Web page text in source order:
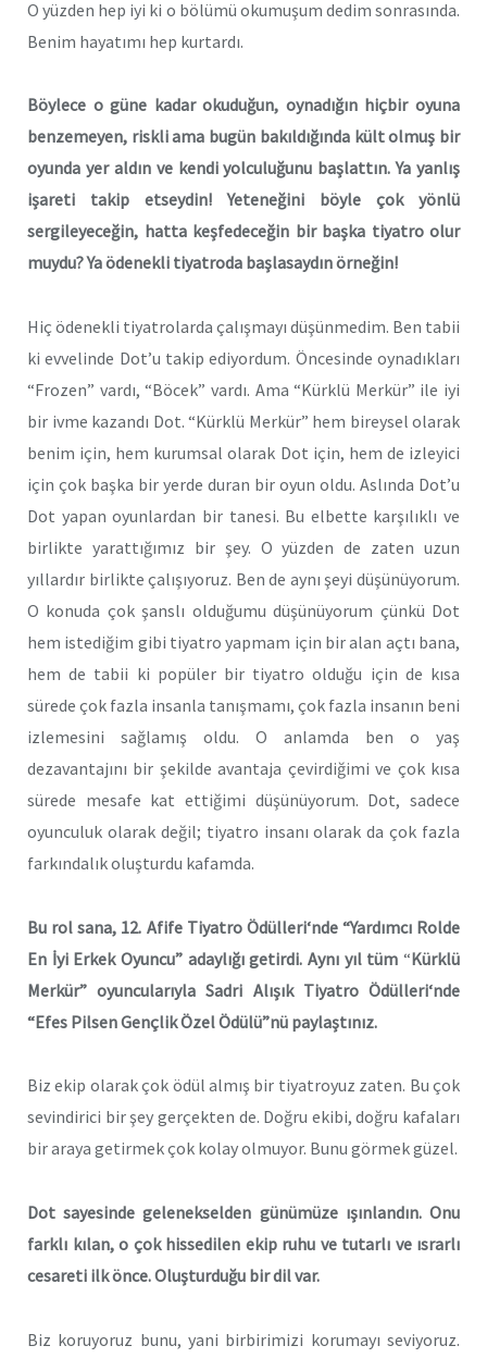
O yüzden hep iyi ki o bölümü okumuşum dedim sonrasında.
Benim hayatımı hep kurtardı.
Böylece o güne kadar okuduğun, oynadığın hiçbir oyuna
benzemeyen, riskli ama bugün bakıldığında kült olmuş bir
oyunda yer aldın ve kendi yolculuğunu başlattın. Ya yanlış
işareti takip etseydin! Yeteneğini böyle çok yönlü
sergileyeceğin, hatta keşfedeceğin bir başka tiyatro olur
muydu? Ya ödenekli tiyatroda başlasaydın örneğin!
Hiç ödenekli tiyatrolarda çalışmayı düşünmedim. Ben tabii
ki evvelinde Dot’u takip ediyordum. Öncesinde oynadıkları
“Frozen” vardı, “Böcek” vardı. Ama “Kürklü Merkür” ile iyi
bir ivme kazandı Dot. “Kürklü Merkür” hem bireysel olarak
benim için, hem kurumsal olarak Dot için, hem de izleyici
için çok başka bir yerde duran bir oyun oldu. Aslında Dot’u
Dot yapan oyunlardan bir tanesi. Bu elbette karşılıklı ve
birlikte yarattığımız bir şey. O yüzden de zaten uzun
yıllardır birlikte çalışıyoruz. Ben de aynı şeyi düşünüyorum.
O konuda çok şanslı olduğumu düşünüyorum çünkü Dot
hem istediğim gibi tiyatro yapmam için bir alan açtı bana,
hem de tabii ki popüler bir tiyatro olduğu için de kısa
sürede çok fazla insanla tanışmamı, çok fazla insanın beni
izlemesini sağlamış oldu. O anlamda ben o yaş
dezavantajını bir şekilde avantaja çevirdiğimi ve çok kısa
sürede mesafe kat ettiğimi düşünüyorum. Dot, sadece
oyunculuk olarak değil; tiyatro insanı olarak da çok fazla
farkındalık oluşturdu kafamda.
Bu rol sana, 12. Afife Tiyatro Ödülleri‘nde “Yardımcı Rolde
En İyi Erkek Oyuncu” adaylığı getirdi. Aynı yıl tüm “Kürklü
Merkür” oyuncularıyla Sadri Alışık Tiyatro Ödülleri‘nde
“Efes Pilsen Gençlik Özel Ödülü”nü paylaştınız.
Biz ekip olarak çok ödül almış bir tiyatroyuz zaten. Bu çok
sevindirici bir şey gerçekten de. Doğru ekibi, doğru kafaları
bir araya getirmek çok kolay olmuyor. Bunu görmek güzel.
Dot sayesinde gelenekselden günümüze ışınlandın. Onu
farklı kılan, o çok hissedilen ekip ruhu ve tutarlı ve ısrarlı
cesareti ilk önce. Oluşturduğu bir dil var.
Biz koruyoruz bunu, yani birbirimizi korumayı seviyoruz.